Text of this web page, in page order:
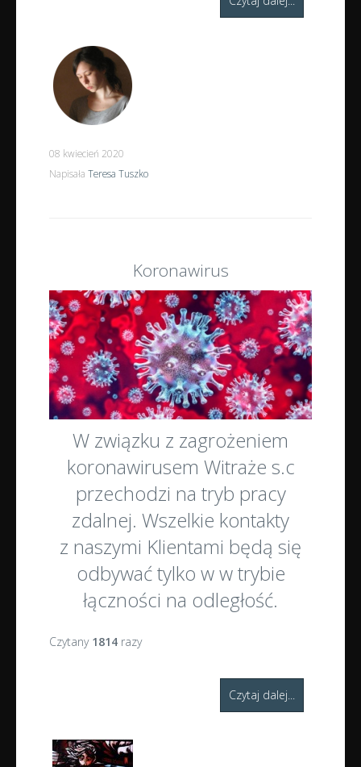
08 kwiecień 2020
Napisała Teresa Tuszko
Koronawirus
W związku z zagrożeniem
koronawirusem Witraże s.c
przechodzi na tryb pracy
zdalnej. Wszelkie kontakty
z naszymi Klientami będą się
odbywać tylko w w trybie
łączności na odległość.
Czytany 1814razy
Czytaj dalej...